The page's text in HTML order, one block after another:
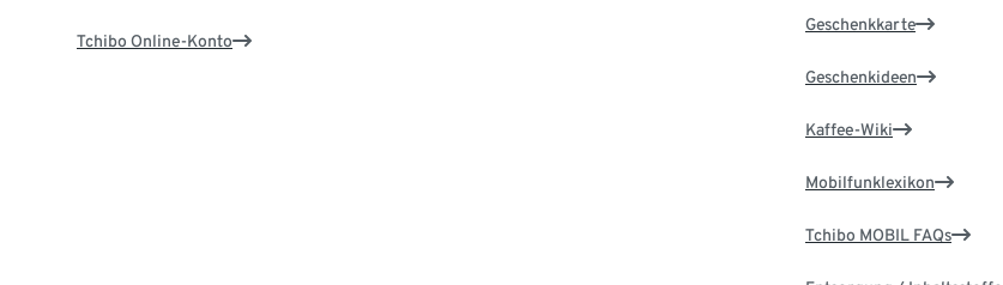
Tchibo Online-Konto
Geschenkkarte
Geschenkideen
Kaffee-Wiki
Mobilfunklexikon
Tchibo MOBIL FAQs